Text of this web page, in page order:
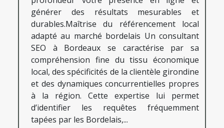
générer des résultats mesurables et
durables.Maîtrise du référencement local
adapté au marché bordelais Un consultant
SEO à Bordeaux se caractérise par sa
compréhension fine du tissu économique
local, des spécificités de la clientèle girondine
et des dynamiques concurrentielles propres
à la région. Cette expertise lui permet
d’identifier les requêtes fréquemment
tapées par les Bordelais,...